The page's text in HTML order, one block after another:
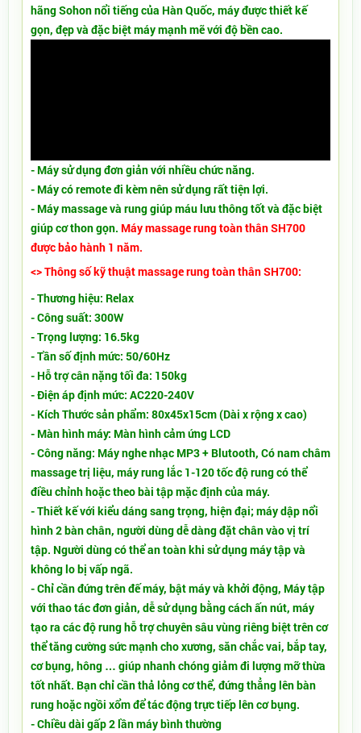
hãng Sohon nổi tiếng của Hàn Quốc, máy được thiết kế
gọn, đẹp và đặc biệt máy mạnh mẽ với độ bền cao.
- Máy sử dụng đơn giản với nhiều chức năng.
- Máy có remote đi kèm nên sử dụng rất tiện lợi.
- Máy massage và rung giúp máu lưu thông tốt và đặc biệt
giúp cơ thon gọn. Máy massage rung toàn thân SH700
được bảo hành 1 năm.
<> Thông số kỹ thuật massage rung toàn thân SH700:
- Thương hiệu: Relax
- Công suất: 300W
- Trọng lượng: 16.5kg
- Tần số định mức: 50/60Hz
- Hỗ trợ cân nặng tối đa: 150kg
- Điện áp định mức: AC220-240V
- Kích Thước sản phẩm: 80x45x15cm (Dài x rộng x cao)
- Màn hình máy: Màn hình cảm ứng LCD
- Công năng: Máy nghe nhạc MP3 + Blutooth, Có nam châm
massage trị liệu, máy rung lắc 1-120 tốc độ rung có thể
điều chỉnh hoặc theo bài tập mặc định của máy.
- Thiết kế với kiểu dáng sang trọng, hiện đại; máy dập nổi
hình 2 bàn chân, người dùng dễ dàng đặt chân vào vị trí
tập. Người dùng có thể an toàn khi sử dụng máy tập và
không lo bị vấp ngã.
- Chỉ cần đứng trên đế máy, bật máy và khởi động, Máy tập
với thao tác đơn giản, dễ sử dụng bằng cách ấn nút, máy
tạo ra các độ rung hỗ trợ chuyên sâu vùng riêng biệt trên cơ
thể tăng cường sức mạnh cho xương, săn chắc vai, bắp tay,
cơ bụng, hông … giúp nhanh chóng giảm đi lượng mỡ thừa
tốt nhất. Bạn chỉ cần thả lỏng cơ thể, đứng thẳng lên bàn
rung hoặc ngồi xổm để tác động trực tiếp lên cơ bụng.
- Chiều dài gấp 2 lần máy bình thường